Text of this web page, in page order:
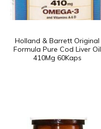
Holland & Barrett Original
Formula Pure Cod Liver Oil
410Mg 60Kaps